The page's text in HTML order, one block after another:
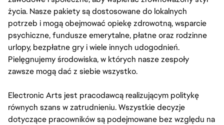
życia. Nasze pakiety są dostosowane do lokalnych
potrzeb i mogą obejmować opiekę zdrowotną, wsparcie
psychiczne, fundusze emerytalne, płatne oraz rodzinne
urlopy, bezpłatne gry i wiele innych udogodnień.
Pielęgnujemy środowiska, w których nasze zespoły
zawsze mogą dać z siebie wszystko.
Electronic Arts jest pracodawcą realizującym politykę
równych szans w zatrudnieniu. Wszystkie decyzje
dotyczące pracowników są podejmowane bez względu na